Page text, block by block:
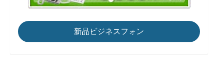
新品ビジネスフォン